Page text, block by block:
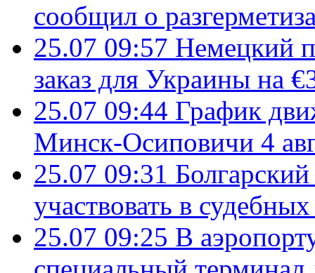
сообщил о
25.07 09:57 Немецкий
заказ для Украины на
25.07 09:44 График
Минск-Осиповичи 4
25.07 09:31
участвовать в
25.07 09:25 В